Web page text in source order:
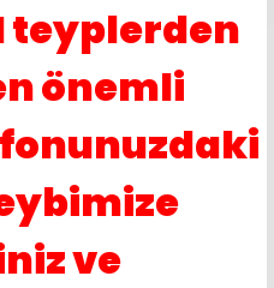
teyplerden
önemli
ve